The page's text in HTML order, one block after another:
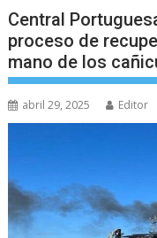
Central
proceso de
mano de los
abril 29, 2025 Editor